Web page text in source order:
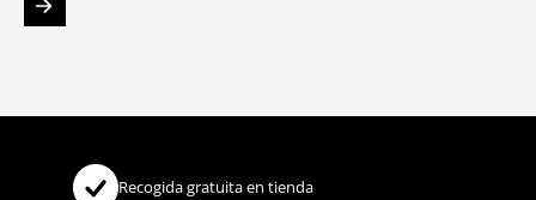
Recogida gratuita en tienda